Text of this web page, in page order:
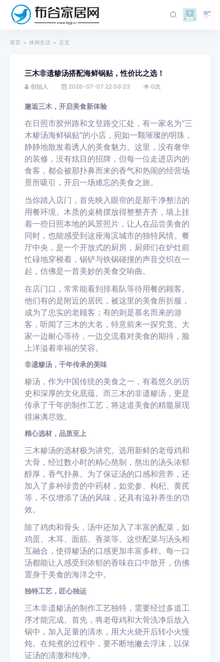
首页 休闲生活 正文
三木非遗糁汤搭配海鲜锅贴，性价比之选！
创始人 2026-07-07 22:56:23 0次
邂逅三木，开启美食新体验
在日照市胶州路和文登路交汇处，有一家名为“三
木糁汤海鲜锅贴”的小店，宛如一颗璀璨的明珠，
静静地散发着诱人的美食魅力。这里，没有奢华
的装修，没有炫目的招牌，但每一位走进店内的
食客，都会被那扑鼻而来的香气和热闹的经营场
景所吸引，开启一场难忘的美食之旅。
当你踏入店门，首先映入眼帘的是那干净整洁的
用餐环境。木质的桌椅摆放得整整齐齐，墙上挂
着一些日照本地的风景照片，让人在品尝美食的
同时，也能感受到这座海滨城市的独特风情。餐
厅中央，是一个开放式的厨房，厨师们在炉灶前
忙碌地穿梭着，锅铲与铁锅碰撞的声音交织在一
起，仿佛是一首美妙的美食交响曲。
在店门口，常常能看到排着队等待用餐的顾客。
他们有的是附近的居民，被这里的美食所折服，
成为了忠实的老顾客；有的则是慕名而来的游
客，听闻了三木的大名，特意前来一探究竟。大
家一边耐心等待，一边交流着对美食的期待，脸
上洋溢着幸福的笑容。
非遗糁汤，千年传承的美味
糁汤，作为中国传统的美食之一，有着悠久的历
史和深厚的文化底蕴。而三木的非遗糁汤，更是
传承了千年的制作工艺，将这道美食的精髓展现
得淋漓尽致。
精心选材，品质至上
三木糁汤的选材极为讲究。选用新鲜的老母鸡和
大骨，经过数小时的精心熬制，熬出的汤头浓郁
醇厚，香气扑鼻。为了保证汤的口感和营养，还
加入了多种珍贵的中药材，如党参、枸杞、黄芪
等，不仅增添了汤的风味，还具有滋补养生的功
效。
除了鸡肉和骨头，汤中还加入了丰富的配菜，如
鸡蛋、木耳、面筋、香菜等。这些配菜与汤头相
互融合，使得糁汤的口感更加丰富多样。每一口
汤都能让人感受到浓郁的香味在口中散开，仿佛
置身于美食的海洋之中。
独特工艺，匠心独运
三木非遗糁汤的制作工艺独特，需要经过多道工
序才能完成。首先，将老母鸡和大骨洗净后放入
锅中，加入足量的清水，用大火烧开后转小火慢
炖。在炖煮的过程中，要不断地撇去浮沫，以保
证汤的清澈和纯净。